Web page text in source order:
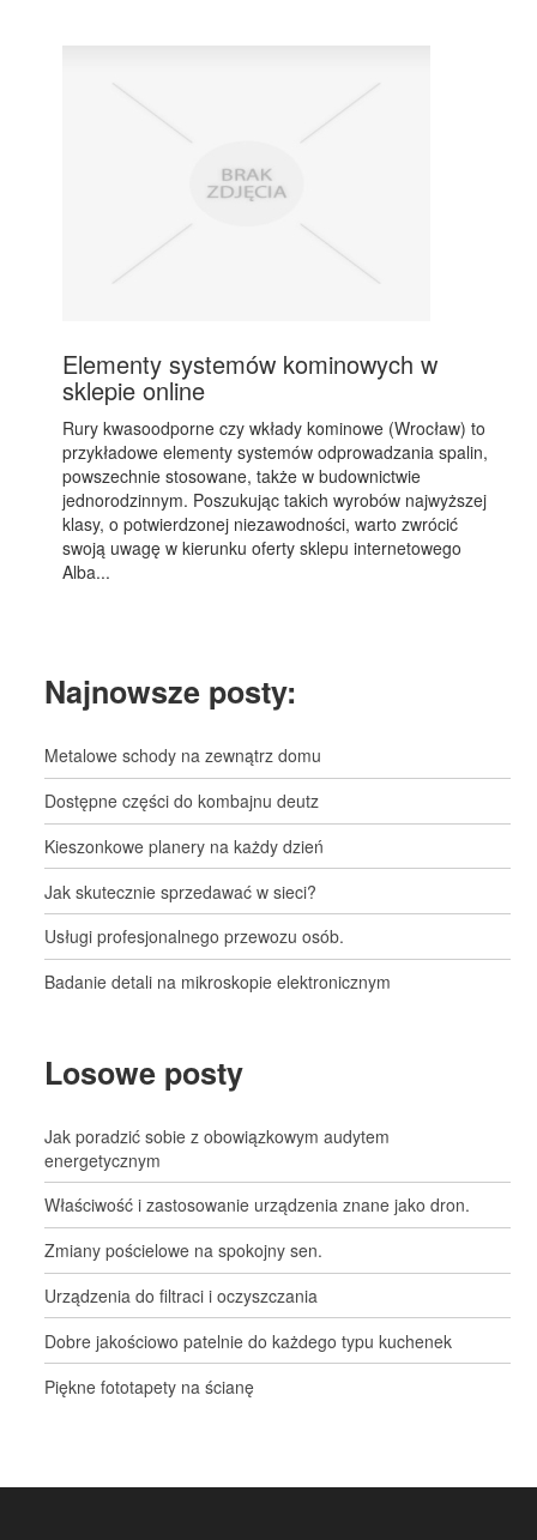
Elementy systemów kominowych w
sklepie online
Rury kwasoodporne czy wkłady kominowe (Wrocław) to
przykładowe elementy systemów odprowadzania spalin,
powszechnie stosowane, także w budownictwie
jednorodzinnym. Poszukując takich wyrobów najwyższej
klasy, o potwierdzonej niezawodności, warto zwrócić
swoją uwagę w kierunku oferty sklepu internetowego
Alba...
Najnowsze posty:
Metalowe schody na zewnątrz domu
Dostępne części do kombajnu deutz
Kieszonkowe planery na każdy dzień
Jak skutecznie sprzedawać w sieci?
Usługi profesjonalnego przewozu osób.
Badanie detali na mikroskopie elektronicznym
Losowe posty
Jak poradzić sobie z obowiązkowym audytem
energetycznym
Właściwość i zastosowanie urządzenia znane jako dron.
Zmiany pościelowe na spokojny sen.
Urządzenia do filtraci i oczyszczania
Dobre jakościowo patelnie do każdego typu kuchenek
Piękne fototapety na ścianę